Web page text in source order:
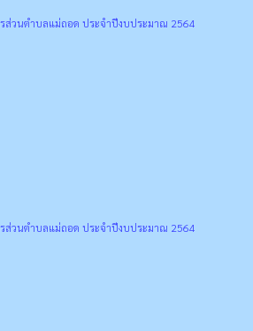
ส่วนตำบลแม่ถอด ประจำปีงบประมาณ 2564
ส่วนตำบลแม่ถอด ประจำปีงบประมาณ 2564